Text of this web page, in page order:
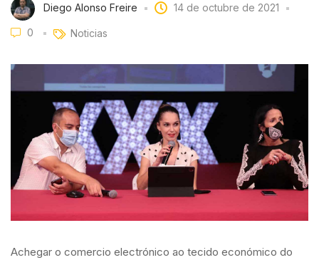
Diego Alonso Freire 14 de octubre de 2021
0 Noticias
Achegar o comercio electrónico ao tecido económico do